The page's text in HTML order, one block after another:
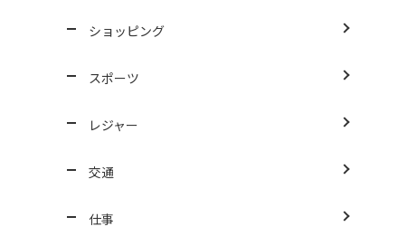
ショッピング
スポーツ
レジャー
交通
仕事